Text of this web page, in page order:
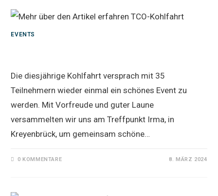
EVENTS
Die diesjährige Kohlfahrt versprach mit 35
Teilnehmern wieder einmal ein schönes Event zu
werden. Mit Vorfreude und guter Laune
versammelten wir uns am Treffpunkt Irma, in
Kreyenbrück, um gemeinsam schöne…
0 KOMMENTARE 8. MÄRZ 2024